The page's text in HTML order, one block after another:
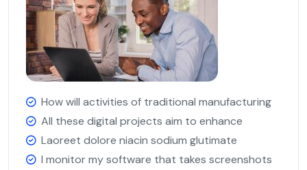
How will activities of traditional manufacturing
All these digital projects aim to enhance
Laoreet dolore niacin sodium glutimate
I monitor my software that takes screenshots